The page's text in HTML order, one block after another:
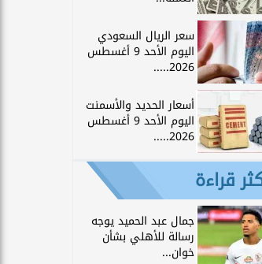
سعر الريال السعودي
اليوم الأحد 9 أغسطس
2026.....
أسعار الحديد والأسمنت
اليوم الأحد 9 أغسطس
2026.....
قراءة
جمال عبد الحميد يوجه
رسالة للأهلي بشأن
خوان...